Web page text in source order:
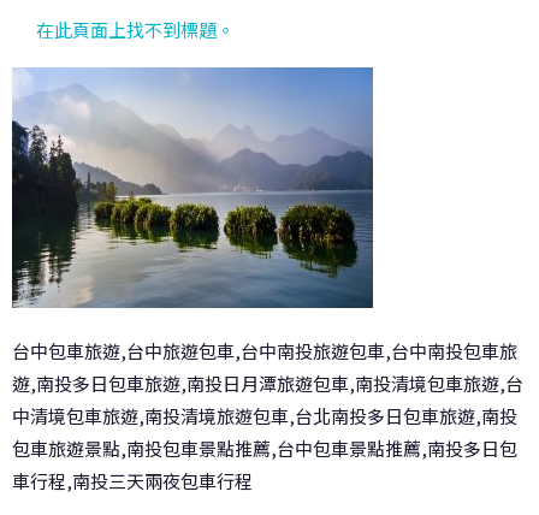
在此頁面上找不到標題。
台中包車旅遊,台中旅遊包車,台中南投旅遊包車,台中南投包車旅
遊,南投多日包車旅遊,南投日月潭旅遊包車,南投清境包車旅遊,台
中清境包車旅遊,南投清境旅遊包車,台北南投多日包車旅遊,南投
包車旅遊景點,南投包車景點推薦,台中包車景點推薦,南投多日包
車行程,南投三天兩夜包車行程